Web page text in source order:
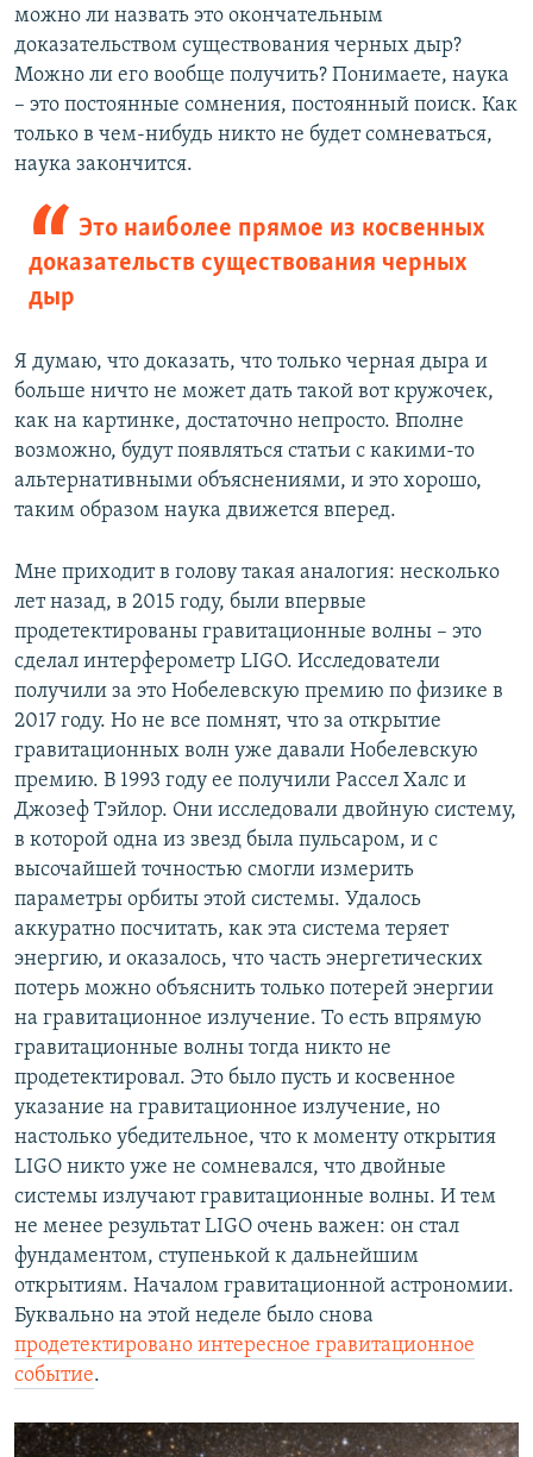
можно ли назвать это окончательным
доказательством существования черных дыр?
Можно ли его вообще получить? Понимаете, наука
– это постоянные сомнения, постоянный поиск. Как
только в чем-нибудь никто не будет сомневаться,
наука закончится.
Это наиболее прямое из косвенных
доказательств существования черных
дыр
Я думаю, что доказать, что только черная дыра и
больше ничто не может дать такой вот кружочек,
как на картинке, достаточно непросто. Вполне
возможно, будут появляться статьи с какими-то
альтернативными объяснениями, и это хорошо,
таким образом наука движется вперед.
Мне приходит в голову такая аналогия: несколько
лет назад, в 2015 году, были впервые
продетектированы гравитационные волны – это
сделал интерферометр LIGO. Исследователи
получили за это Нобелевскую премию по физике в
2017 году. Но не все помнят, что за открытие
гравитационных волн уже давали Нобелевскую
премию. В 1993 году ее получили Рассел Халс и
Джозеф Тэйлор. Они исследовали двойную систему,
в которой одна из звезд была пульсаром, и с
высочайшей точностью смогли измерить
параметры орбиты этой системы. Удалось
аккуратно посчитать, как эта система теряет
энергию, и оказалось, что часть энергетических
потерь можно объяснить только потерей энергии
на гравитационное излучение. То есть впрямую
гравитационные волны тогда никто не
продетектировал. Это было пусть и косвенное
указание на гравитационное излучение, но
настолько убедительное, что к моменту открытия
LIGO никто уже не сомневался, что двойные
системы излучают гравитационные волны. И тем
не менее результат LIGO очень важен: он стал
фундаментом, ступенькой к дальнейшим
открытиям. Началом гравитационной астрономии.
Буквально на этой неделе было снова
продетектировано интересное гравитационное
событие.